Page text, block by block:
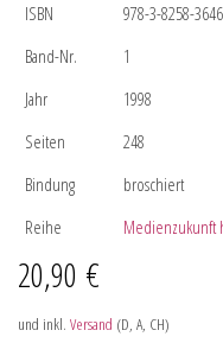
ISBN
978-3-8258-
Band-Nr.
1
Jahr
1998
Seiten
248
Bindung
broschiert
Reihe
Medienzukunft
20,90 €
und inkl. Versand (D, A, CH)